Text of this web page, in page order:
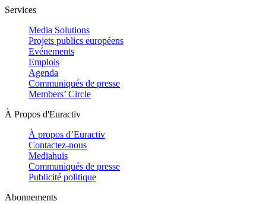
Services
Media Solutions
Projets publics européens
Evénements
Emplois
Agenda
Communiqués de presse
Members’ Circle
À Propos d'Euractiv
À propos d’Euractiv
Contactez-nous
Mediahuis
Communiqués de presse
Publicité politique
Abonnements